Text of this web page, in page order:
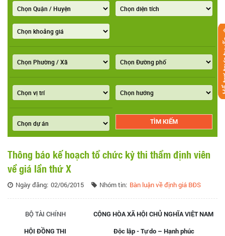
Thông báo kế hoạch tổ chức kỳ thi thẩm định viên
về giá lần thứ X
Ngày đăng: 02/06/2015 Nhóm tin: Bàn luận về định giá BĐS
BỘ TÀI CHÍNH
HỘI ĐỒNG THI
CỘNG HÒA XÃ HỘI CHỦ NGHĨA VIỆT NAM
Độc lập - Tự do – Hạnh phúc